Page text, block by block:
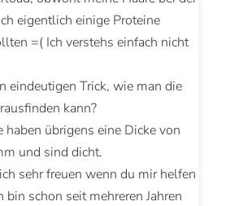
eigentlich einige Proteine
=( Ich verstehs einfach nicht
eindeutigen Trick, wie man die
kann?
haben übrigens eine Dicke von
und sind dicht.
sehr freuen wenn du mir helfen
bin schon seit mehreren Jahren